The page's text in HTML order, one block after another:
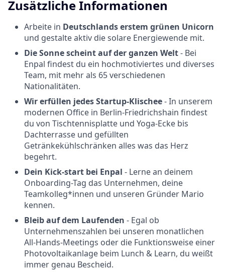
Zusätzliche Informationen
Arbeite in Deutschlands erstem grünen Unicorn
und gestalte aktiv die solare Energiewende mit.
Die Sonne scheint auf der ganzen Welt- Bei
Enpal findest du ein hochmotiviertes und diverses
Team, mit mehr als 65 verschiedenen
Nationalitäten.
Wir erfüllen jedes Startup-Klischee- In unserem
modernen Office in Berlin-Friedrichshain findest
du von Tischtennisplatte und Yoga-Ecke bis
Dachterrasse und gefüllten
Getränkekühlschränken alles was das Herz
begehrt.
Dein Kick-start bei Enpal - Lerne an deinem
Onboarding-Tag das Unternehmen, deine
Teamkolleg*innen und unseren Gründer Mario
kennen.
Bleib auf dem Laufenden - Egal ob
Unternehmenszahlen bei unseren monatlichen
All-Hands-Meetings oder die Funktionsweise einer
Photovoltaikanlage beim Lunch & Learn, du weißt
immer genau Bescheid.